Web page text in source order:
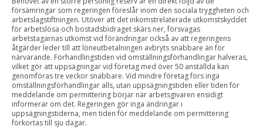
försämringar som regeringen föreslår inom den sociala tryggheten och
arbetslagstiftningen. Utöver att det inkomstrelaterade utkomstskyddet
för arbetslösa och bostadsbidraget skärs ner, försvagas
arbetstagarnas utkomst vid förändringar också av att regeringens
åtgärder leder till att löneutbetalningen avbryts snabbare än för
närvarande. Förhandlingstiden vid omställningsförhandlingar halveras,
vilket gör att uppsägningar vid företag med över 50 anställda kan
genomföras tre veckor snabbare. Vid mindre företag förs inga
omställningsförhandlingar alls, utan uppsägningstiden eller tiden för
meddelande om permittering börjar när arbetsgivaren ensidigt
informerar om det. Regeringen gör inga ändringar i
uppsägningstiderna, men tiden för meddelande om permittering
förkortas till sju dagar.